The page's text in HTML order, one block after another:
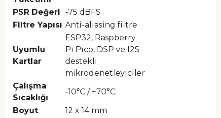
PSR Değeri
-75 dBFS
Filtre Yapısı Anti-aliasing filtre
Uyumlu
Kartlar
ESP32, Raspberry
Pi Pico, DSP ve I2S
destekli
mikrodenetleyiciler
Çalışma
Sıcaklığı
-10°C / +70°C
Boyut
12 x 14 mm